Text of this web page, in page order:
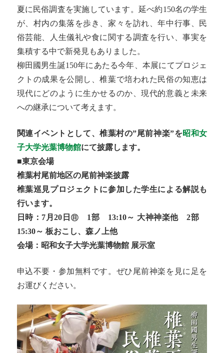
夏に民俗調査を実施しています。延べ約150名の学生
が、村内の集落を歩き、家々を訪れ、年中行事、民
俗芸能、人生儀礼や食に関する調査を行い、事実を
集積する中で新発見もありました。
柳田國男生誕150年にあたる今年、本展にてプロジェ
クトの成果を公開し、椎葉で培われた民俗の知恵は
現代にどのように生かせるのか、現代的意義と未来
への継承について考えます。
関連イベントとして、椎葉村の”尾前神楽”を 昭和女
子大学光葉博物館にて披露します。
■東京会場
椎葉村尾前地区の尾前神楽披露
椎葉巡見プロジェクトに参加した学生による解説も
行います。
日時：7月20日㊐ 1部 13:10～ 大神神楽他 2部
15:30～ 板おこし、森ノ上他
会場：昭和女子大学光葉博物館 展示室
申込不要・参加無料です。ぜひ尾前神楽を見に足を
お運びください。